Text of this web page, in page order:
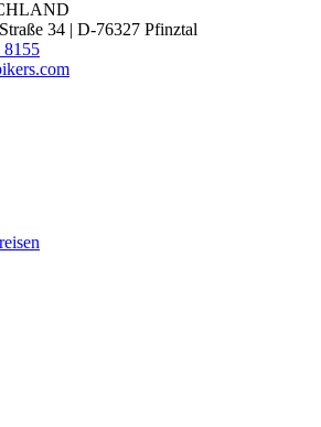
34 | D-76327 Pfinztal
8155